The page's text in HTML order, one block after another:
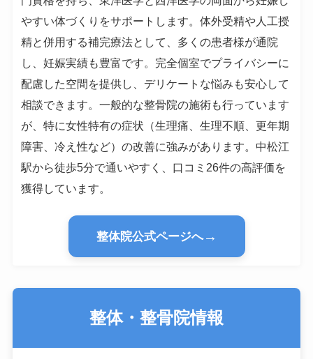
やすい体づくりをサポートします。体外受精や人工授
精と併用する補完療法として、多くの患者様が通院
し、妊娠実績も豊富です。完全個室でプライバシーに
配慮した空間を提供し、デリケートな悩みも安心して
相談できます。一般的な整骨院の施術も行っています
が、特に女性特有の症状（生理痛、生理不順、更年期
障害、冷え性など）の改善に強みがあります。中松江
駅から徒歩5分で通いやすく、口コミ26件の高評価を
獲得しています。
整体院公式ページへ→
整体・整骨院情報